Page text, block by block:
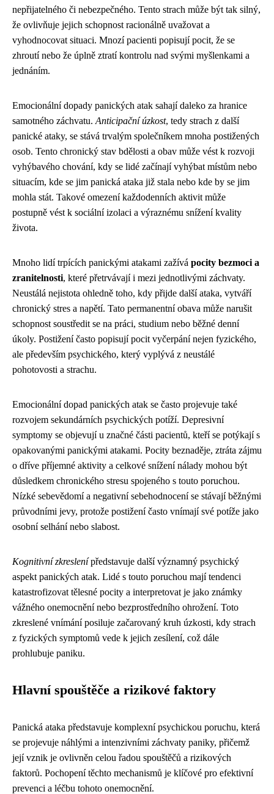
nepřijatelného či nebezpečného. Tento strach může být tak silný,
že ovlivňuje jejich schopnost racionálně uvažovat a
vyhodnocovat situaci. Mnozí pacienti popisují pocit, že se
zhroutí nebo že úplně ztratí kontrolu nad svými myšlenkami a
jednáním.
Emocionální dopady panických atak sahají daleko za hranice
samotného záchvatu. Anticipační úzkost, tedy strach z další
panické ataky, se stává trvalým společníkem mnoha postižených
osob. Tento chronický stav bdělosti a obav může vést k rozvoji
vyhýbavého chování, kdy se lidé začínají vyhýbat místům nebo
situacím, kde se jim panická ataka již stala nebo kde by se jim
mohla stát. Takové omezení každodenních aktivit může
postupně vést k sociální izolaci a výraznému snížení kvality
života.
Mnoho lidí trpících panickými atakami zažívá pocity bezmoci a
zranitelnosti, které přetrvávají i mezi jednotlivými záchvaty.
Neustálá nejistota ohledně toho, kdy přijde další ataka, vytváří
chronický stres a napětí. Tato permanentní obava může narušit
schopnost soustředit se na práci, studium nebo běžné denní
úkoly. Postižení často popisují pocit vyčerpání nejen fyzického,
ale především psychického, který vyplývá z neustálé
pohotovosti a strachu.
Emocionální dopad panických atak se často projevuje také
rozvojem sekundárních psychických potíží. Depresivní
symptomy se objevují u značné části pacientů, kteří se potýkají s
opakovanými panickými atakami. Pocity beznaděje, ztráta zájmu
o dříve příjemné aktivity a celkové snížení nálady mohou být
důsledkem chronického stresu spojeného s touto poruchou.
Nízké sebevědomí a negativní sebehodnocení se stávají běžnými
průvodními jevy, protože postižení často vnímají své potíže jako
osobní selhání nebo slabost.
Kognitivní zkreslenípředstavuje další významný psychický
aspekt panických atak. Lidé s touto poruchou mají tendenci
katastrofizovat tělesné pocity a interpretovat je jako známky
vážného onemocnění nebo bezprostředního ohrožení. Toto
zkreslené vnímání posiluje začarovaný kruh úzkosti, kdy strach
z fyzických symptomů vede k jejich zesílení, což dále
prohlubuje paniku.
Hlavní spouštěče a rizikové faktory
Panická ataka představuje komplexní psychickou poruchu, která
se projevuje náhlými a intenzivními záchvaty paniky, přičemž
její vznik je ovlivněn celou řadou spouštěčů a rizikových
faktorů. Pochopení těchto mechanismů je klíčové pro efektivní
prevenci a léčbu tohoto onemocnění.